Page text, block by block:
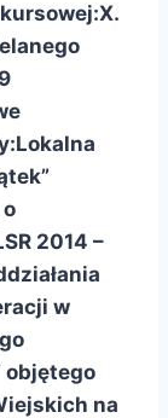
X.
Lokalna
2014 –
w
objętego
na